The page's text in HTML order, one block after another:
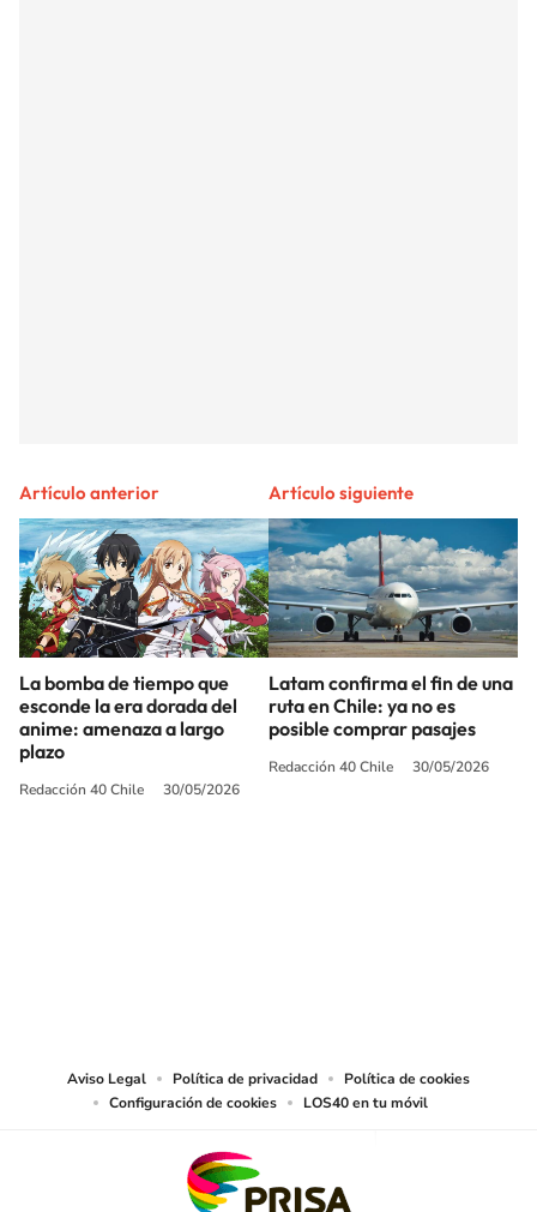
Artículo anterior
La bomba de tiempo que
esconde la era dorada del
anime: amenaza a largo
plazo
Redacción 40 Chile 30/05/2026
Artículo siguiente
Latam confirma el fin de una
ruta en Chile: ya no es
posible comprar pasajes
Redacción 40 Chile 30/05/2026
Aviso Legal Política de privacidad
Política de cookies
Configuración de cookies
LOS40 en tu móvil